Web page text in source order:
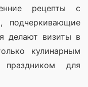
рецепты с
подчеркивающие
делают визиты в
кулинарным
для